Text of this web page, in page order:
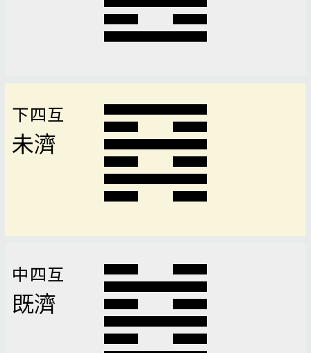
下四互
未濟
中四互
既濟